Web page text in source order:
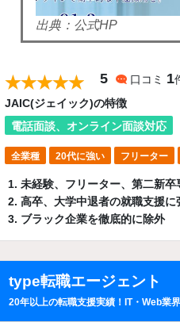
出典：公式HP
5 口コミ 1
JAIC(ジェイック)の特徴
電話面談、オンライン面談対応
全業種 20代に強い フリーター
未経験、フリーター、第二新卒
高卒、大学中退者の就職支援に
ブラック企業を徹底的に除外
type転職エージェント
20年以上の転職支援実績！IT・Web業